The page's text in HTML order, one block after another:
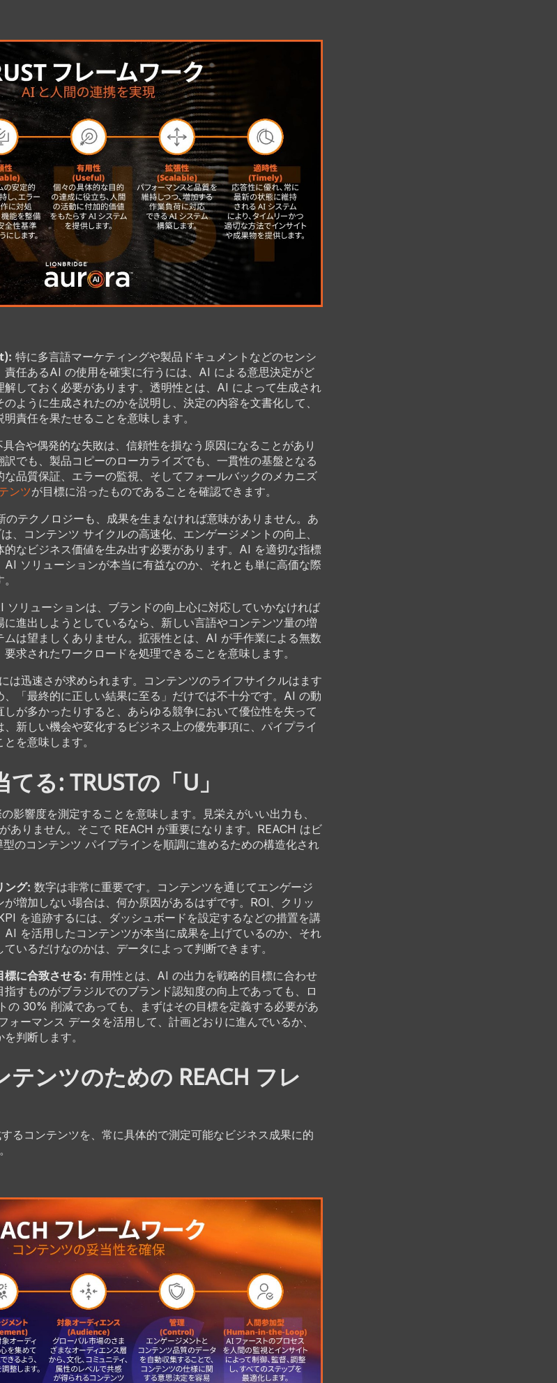
特に多言語マーケティングや製品ドキュメントなどのセンシ
責任あるAI の使用を確実に行うには、AI による意思決定がど
解しておく必要があります。透明性とは、AI によって生成され
ように生成されたのかを説明し、決定の内容を文書化して、
責任を果たせることを意味します。
具合や偶発的な失敗は、信頼性を損なう原因になることがあり
訳でも、製品コピーのローカライズでも、一貫性の基盤となる
品質保証、エラーの監視、そしてフォールバックのメカニズ
ンツが目標に沿ったものであることを確認できます。
のテクノロジーも、成果を生まなければ意味がありません。あ
、コンテンツ サイクルの高速化、エンゲージメントの向上、
的なビジネス価値を生み出す必要があります。AI を適切な指標
AI ソリューションが本当に有益なのか、それとも単に高価な際
ソリューションは、ブランドの向上心に対応していかなければ
に進出しようとしているなら、新しい言語やコンテンツ量の増
ムは望ましくありません。拡張性とは、AI が手作業による無数
求されたワークロードを処理できることを意味します。
は迅速さが求められます。コンテンツのライフサイクルはます
、「最終的に正しい結果に至る」だけでは不十分です。AI の動
が多かったりすると、あらゆる競争において優位性を失って
、新しい機会や変化するビジネス上の優先事項に、パイプライ
を意味します。
る: TRUSTの「U」
影響度を測定することを意味します。見栄えがいい出力も、
ありません。そこで REACH が重要になります。REACH はビ
のコンテンツ パイプラインを順調に進めるための構造化され
ング: 数字は非常に重要です。コンテンツを通じてエンゲージ
が増加しない場合は、何か原因があるはずです。ROI、クリッ
を追跡するには、ダッシュボードを設定するなどの措置を講
AI を活用したコンテンツが本当に成果を上げているのか、それ
いるだけなのかは、データによって判断できます。
標に合致させる: 有用性とは、AI の出力を戦略的目標に合わせ
指すものがブラジルでのブランド認知度の向上であっても、ロ
の 30% 削減であっても、まずはその目標を定義する必要があ
ォーマンス データを活用して、計画どおりに進んでいるか、
判断します。
テンツのための REACH フレ
るコンテンツを、常に具体的で測定可能なビジネス成果に的